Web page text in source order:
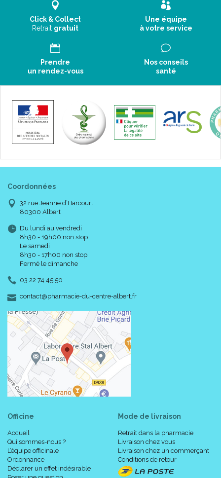
Click & Collect
Retrait gratuit
Une équipe
à votre service
Prendre
un rendez-vous
Nos conseils
santé
Coordonnées
32 rue Jeanne d’Harcourt
80300 Albert
Du lundi au vendredi
8h30 - 19h00 non stop
Le samedi
8h30 - 17h00 non stop
Fermé le dimanche
03 22 74 45 50
contact-
@-
pharmacie-du-centre-albert.fr
Officine
Accueil
Qui sommes-nous ?
L’équipe officinale
Ordonnance
Déclarer un effet indésirable
Mode de livraison
Retrait dans la pharmacie
Livraison chez vous
Livraison chez un commerçant
Conditions de retour